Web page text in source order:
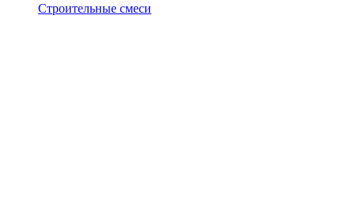
Строительные смеси